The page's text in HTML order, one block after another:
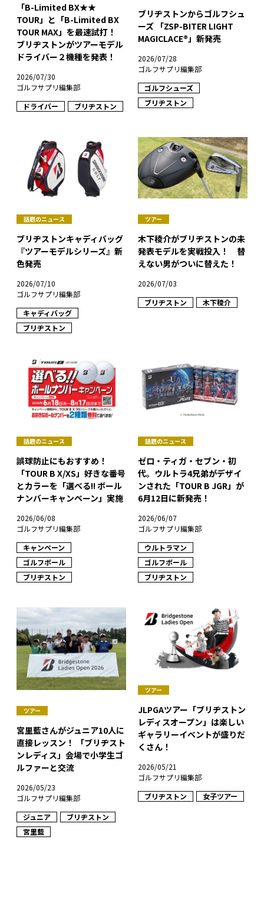
「B-Limited BX★★
TOUR」と「B-Limited BX
TOUR MAX」を最速試打！
ブリヂストンがツアーモデル
ドライバー２機種を発表！
2026/07/30
ゴルフサプリ編集部
ドライバー
ブリヂストン
ブリヂストンからゴルフシュ
ーズ 「ZSP-BITER LIGHT
MAGICLACE®︎」新発売
2026/07/28
ゴルフサプリ編集部
ゴルフシューズ
ブリヂストン
話題のニュース
ブリヂストンキャディバッグ
『ツアーモデルシリーズ』新
色発売
2026/07/10
ゴルフサプリ編集部
キャディバッグ
ブリヂストン
ツアー
木下稜介がブリヂストンの未
発表モデルを実戦投入！ 替
えない男がついに替えた！
2026/07/03
ブリヂストン
木下稜介
話題のニュース
誤球防止にもおすすめ！
「TOUR B X/XS」好きな番号
とカラーを「選べる!! ボール
ナンバーキャンペーン」実施
2026/06/08
ゴルフサプリ編集部
キャンペーン
ゴルフボール
ブリヂストン
話題のニュース
ゼロ・ティガ・セブン・初
代。ウルトラ4兄弟がデザイ
ンされた「TOUR B JGR」が
6月12日に新発売！
2026/06/07
ゴルフサプリ編集部
ウルトラマン
ゴルフボール
ブリヂストン
ツアー
宮里藍さんがジュニア10人に
直接レッスン！ 「ブリヂスト
ンレディス」会場で小学生ゴ
ルファーと交流
2026/05/23
ゴルフサプリ編集部
ジュニア
ブリヂストン
宮里藍
ツアー
JLPGAツアー「ブリヂストン
レディスオープン」は楽しい
ギャラリーイベントが盛りだ
くさん！
2026/05/21
ゴルフサプリ編集部
ブリヂストン
女子ツアー